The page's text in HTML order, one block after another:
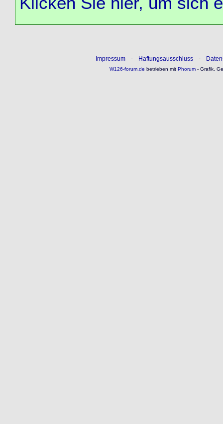
Impressum - Haftungsausschluss -
W126-forum.de betrieben mitPhorum- Grafik,